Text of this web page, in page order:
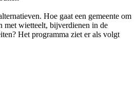
Hoe gaat een gemeente om
met wietteelt, bijverdienen in de
Het programma ziet er als volgt